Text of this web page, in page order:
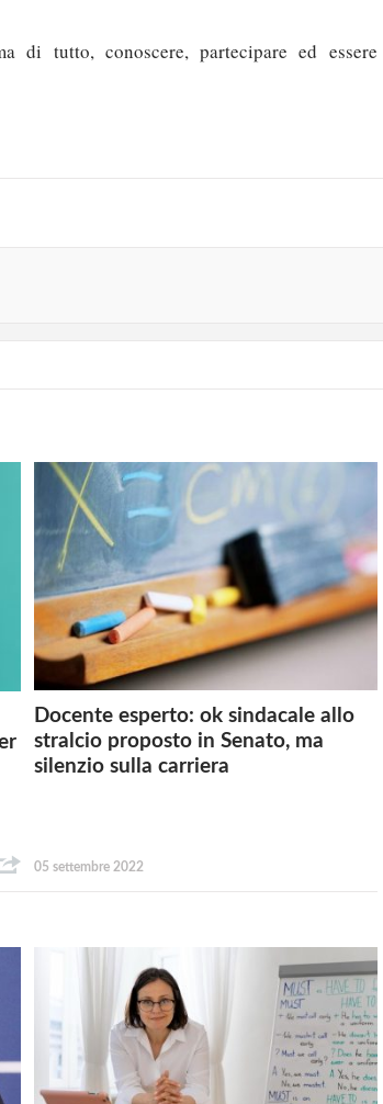
di tutto, conoscere, partecipare ed essere
commentare!
Docente esperto: ok sindacale allo
stralcio proposto in Senato, ma
silenzio sulla carriera
05 settembre 2022